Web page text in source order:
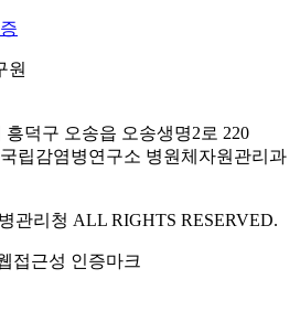
원
흥덕구 오송읍 오송생명2로 220
립감염병연구소 병원체자원관리과
관리청 ALL RIGHTS RESERVED.